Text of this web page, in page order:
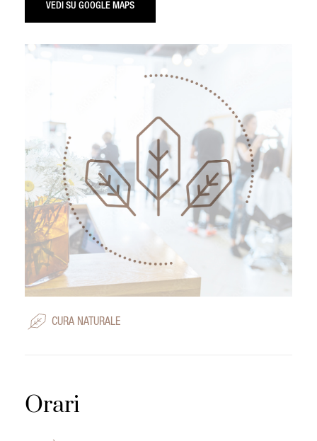
VEDI SU GOOGLE MAPS
CURA NATURALE
Orari